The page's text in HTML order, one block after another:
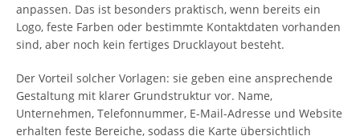
anpassen. Das ist besonders praktisch, wenn bereits ein
Logo, feste Farben oder bestimmte Kontaktdaten vorhanden
sind, aber noch kein fertiges Drucklayout besteht.
Der Vorteil solcher Vorlagen: sie geben eine ansprechende
Gestaltung mit klarer Grundstruktur vor. Name,
Unternehmen, Telefonnummer, E-Mail-Adresse und Website
erhalten feste Bereiche, sodass die Karte übersichtlich